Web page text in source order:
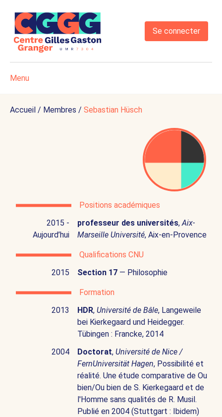
Se connecter
Menu
Accueil / Membres / Sebastian Hüsch
Positions académiques
2015 -
Aujourd’hui
professeur des universités,Aix-
Marseille Université, Aix-en-Provence
Qualifications CNU
2015
Section 17 — Philosophie
Formation
2013
HDR, Université de Bâle, Langeweile
bei Kierkegaard und Heidegger.
Tübingen : Francke, 2014
2004
Doctorat, Université de Nice /
FernUniversität Hagen, Possibilité et
réalité. Une étude comparative de Ou
bien/Ou bien de S. Kierkegaard et de
l'Homme sans qualités de R. Musil.
Publié en 2004 (Stuttgart : Ibidem)